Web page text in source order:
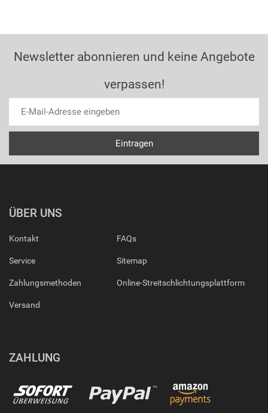
Newsletter abonnieren und keine Angebote
verpassen!
ÜBER UNS
Kontakt
Service
Zahlungsmethoden
Versand
FAQs
Sitemap
Online-Streitschlichtungsplattform
ZAHLUNG